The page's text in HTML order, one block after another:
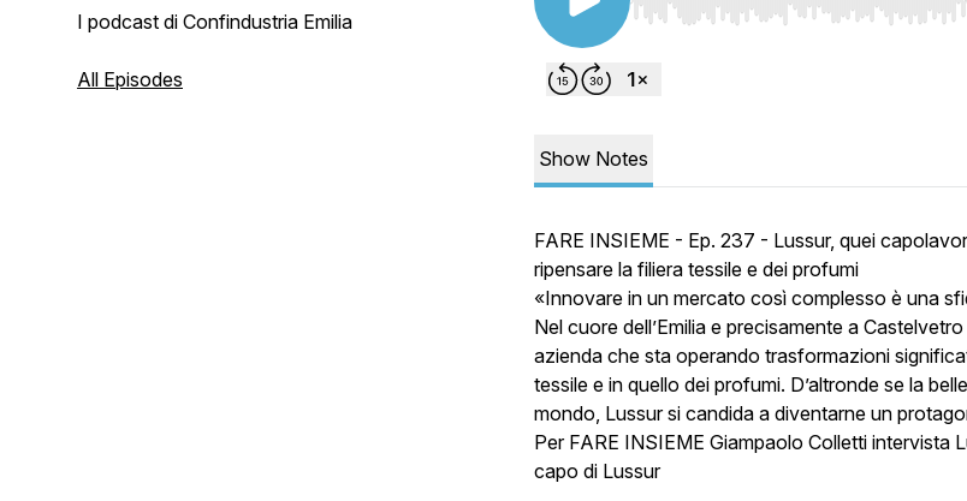
I podcast di Confindustria Emilia
All Episodes
Use Left/Right to seek, Home/End to
Show Notes
FARE INSIEME - Ep. 237 - Lussur, quei
ripensare la filiera tessile e dei profumi
«Innovare in un mercato così complesso è una
Nel cuore dell’Emilia e precisamente a
azienda che sta operando trasformazioni
tessile e in quello dei profumi. D’altronde se la
mondo, Lussur si candida a diventarne un
Per FARE INSIEME Giampaolo Colletti intervista
capo di Lussur